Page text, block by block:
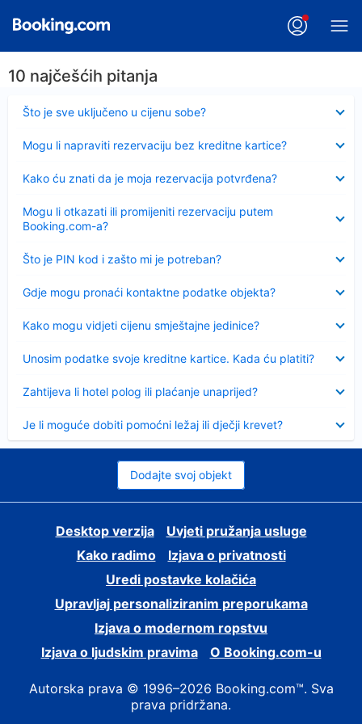
10 najčešćih pitanja
Što je sve uključeno u cijenu sobe?
Sažeto
Mogu li napraviti rezervaciju bez kreditne kartice?
Kako ću znati da je moja rezervacija potvrđena?
Mogu li otkazati ili promijeniti rezervaciju putem
Booking.com-a?
Što je PIN kod i zašto mi je potreban?
Sažeto
Gdje mogu pronaći kontaktne podatke objekta?
Kako mogu vidjeti cijenu smještajne jedinice?
Unosim podatke svoje kreditne kartice. Kada ću platiti?
Zahtijeva li hotel polog ili plaćanje unaprijed?
Je li moguće dobiti pomoćni ležaj ili dječji krevet?
Dodajte svoj objekt
Desktop verzija
Uvjeti pružanja usluge
Kako radimo
Izjava o privatnosti
Uredi postavke kolačića
Upravljaj personaliziranim preporukama
Izjava o modernom ropstvu
Izjava o ljudskim pravima
O Booking.com-u
Autorska prava © 1996–2026 Booking.com™. Sva
prava pridržana.